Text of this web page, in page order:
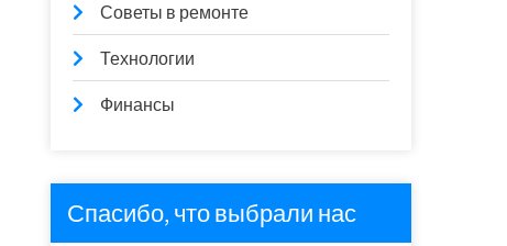
Советы в ремонте
Технологии
Финансы
Спасибо, что выбрали нас